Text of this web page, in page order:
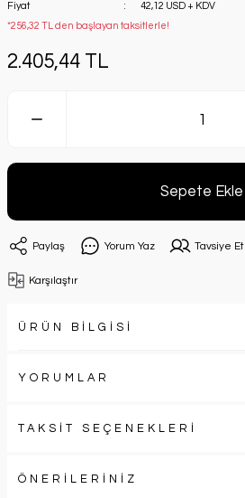
Fiyat
42,12 USD + KDV
*256,32 TL den başlayan taksitlerle!
2.405,44 TL
Sepete Ekle
Paylaş Yorum Yaz Tavsiye Et
Karşılaştır
ÜRÜN BİLGİSİ
YORUMLAR
TAKSİT SEÇENEKLERİ
ÖNERİLERİNİZ